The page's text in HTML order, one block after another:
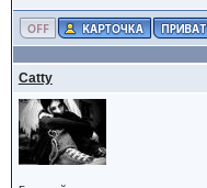
Catty